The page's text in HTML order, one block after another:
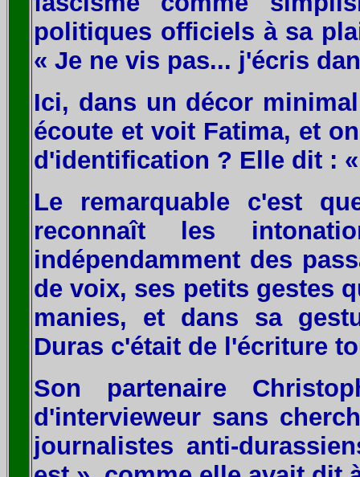
politiques officiels à sa
« Je ne vis pas... j'écris
Ici, dans un décor
écoute et voit Fatima, et
d'identification ? Elle dit :
Le remarquable c'est
reconnaît les
indépendamment des
de voix, ses petits gestes
manies, et dans sa
Duras c'était de l'écriture
Son partenaire
d'intervieweur sans
journalistes anti-